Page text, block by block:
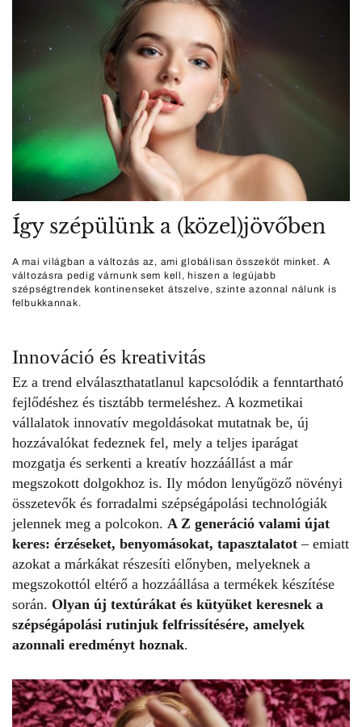
Így szépülünk a (közel)jövőben
A mai világban a változás az, ami globálisan összeköt minket. A
változásra pedig várnunk sem kell, hiszen a legújabb
szépségtrendek kontinenseket átszelve, szinte azonnal nálunk is
felbukkannak.
Innováció és kreativitás
Ez a trend elválaszthatatlanul kapcsolódik a fenntartható
fejlődéshez és tisztább termeléshez. A kozmetikai
vállalatok innovatív megoldásokat mutatnak be, új
hozzávalókat fedeznek fel, mely a teljes iparágat
mozgatja és serkenti a kreatív hozzáállást a már
megszokott dolgokhoz is. Ily módon lenyűgöző növényi
összetevők és forradalmi szépségápolási technológiák
jelennek meg a polcokon. A Z generáció valami újat
keres: érzéseket, benyomásokat, tapasztalatot – emiatt
azokat a márkákat részesíti előnyben, melyeknek a
megszokottól eltérő a hozzáállása a termékek készítése
során. Olyan új textúrákat és kütyüket keresnek a
szépségápolási rutinjuk felfrissítésére, amelyek
azonnali eredményt hoznak.